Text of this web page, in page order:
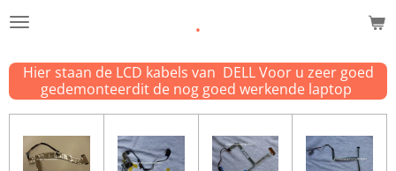
Ga
naar
de
hoofdinhoud
.
Hier staan de LCD kabels van DELL Voor u zeer goed
gedemonteerdit de nog goed werkende laptop